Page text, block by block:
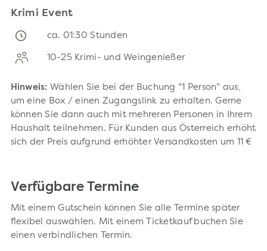
Krimi Event
ca. 01:30 Stunden
10-25 Krimi- und Weingenießer
Hinweis: Wählen Sie bei der Buchung "1 Person" aus,
um eine Box / einen Zugangslink zu erhalten. Gerne
können Sie dann auch mit mehreren Personen in Ihrem
Haushalt teilnehmen. Für Kunden aus Österreich erhöht
sich der Preis aufgrund erhöhter Versandkosten um 11 €
Verfügbare Termine
Mit einem Gutschein können Sie alle Termine später
flexibel auswählen. Mit einem Ticketkauf buchen Sie
einen verbindlichen Termin.